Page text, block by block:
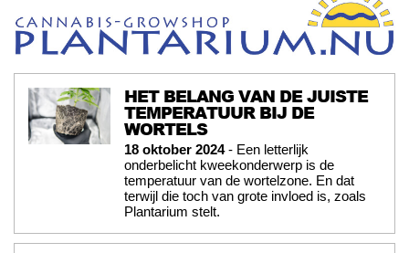
HET BELANG VAN DE JUISTE
TEMPERATUUR BIJ DE
WORTELS
18 oktober 2024- Een letterlijk
onderbelicht kweekonderwerp is de
temperatuur van de wortelzone. En dat
terwijl die toch van grote invloed is, zoals
Plantarium stelt.